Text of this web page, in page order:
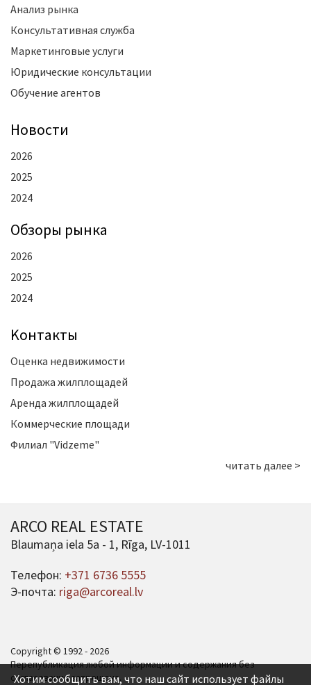
Анализ рынка
Консультативная служба
Маркетинговые услуги
Юридические консультации
Обучение агентов
Новости
2026
2025
2024
Oбзоры рынка
2026
2025
2024
Kонтакты
Оценка недвижимости
Продажа жилплощадей
Аренда жилплощадей
Коммерческие площади
Филиал "Vidzeme"
читать далее >
ARCO REAL ESTATE
Blaumaņa iela 5a - 1, Rīga, LV-1011
Телефон: +371 6736 5555
Э-почта: riga@arcoreal.lv
Copyright © 1992 - 2026
Перепубликация любой информации и содержания без
согласования запрещена.
Хотим сообщить вам, что наш сайт использует файлы